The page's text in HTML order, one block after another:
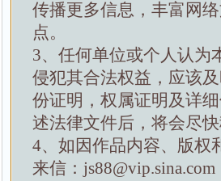
传播更多信息，丰富网
点。
3、任何单位或个人认为
侵犯其合法权益，应该
份证明，权属证明及详
述法律文件后，将会尽
4、如因作品内容、版权
来信：js88@vip.sina.com